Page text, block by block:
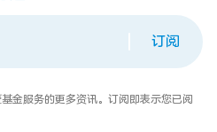
订阅
金服务的更多资讯。订阅即表示您已阅